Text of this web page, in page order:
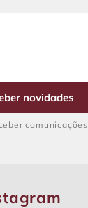
novidades
comunicações